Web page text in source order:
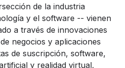
de la industria
y el software -- vienen
a través de innovaciones
negocios y aplicaciones
de suscripción, software,
y realidad virtual,